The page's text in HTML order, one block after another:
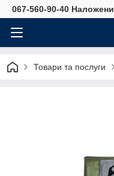
067-560-90-40
Товари та послуги